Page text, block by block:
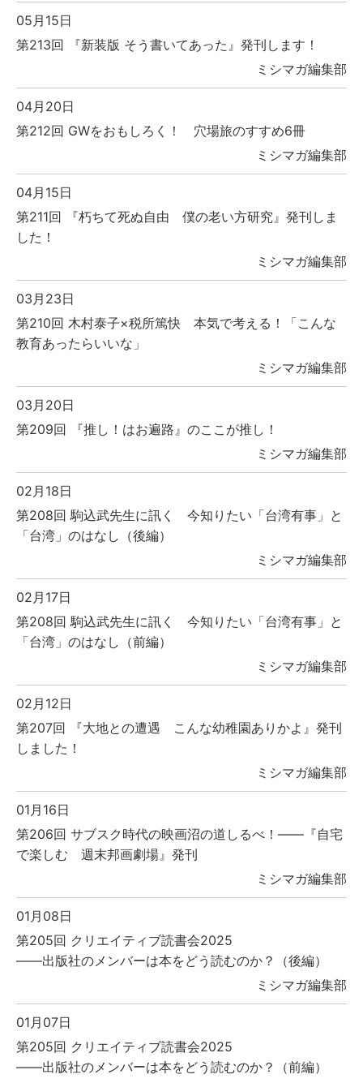
05月15日
第213回 『新装版 そう書いてあった』発刊します！
ミシマガ編集部
04月20日
第212回 GWをおもしろく！ 穴場旅のすすめ6冊
ミシマガ編集部
04月15日
第211回 『朽ちて死ぬ自由 僕の老い方研究』発刊しま
した！
ミシマガ編集部
03月23日
第210回 木村泰子×税所篤快 本気で考える！「こんな
教育あったらいいな」
ミシマガ編集部
03月20日
第209回 『推し！はお遍路』のここが推し！
ミシマガ編集部
02月18日
第208回 駒込武先生に訊く 今知りたい「台湾有事」と
「台湾」のはなし（後編）
ミシマガ編集部
02月17日
第208回 駒込武先生に訊く 今知りたい「台湾有事」と
「台湾」のはなし（前編）
ミシマガ編集部
02月12日
第207回 『大地との遭遇 こんな幼稚園ありかよ』発刊
しました！
ミシマガ編集部
01月16日
第206回 サブスク時代の映画沼の道しるべ！――『自宅
で楽しむ 週末邦画劇場』発刊
ミシマガ編集部
01月08日
第205回 クリエイティブ読書会2025
――出版社のメンバーは本をどう読むのか？（後編）
ミシマガ編集部
01月07日
第205回 クリエイティブ読書会2025
――出版社のメンバーは本をどう読むのか？（前編）